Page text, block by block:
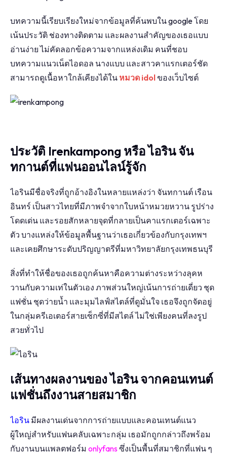
บทความนี้เรียบเรียงใหม่จากข้อมูลที่ค้นพบใน google โดย
เน้นประวัติ ช่องทางติดตาม และผลงานสำคัญของเธอแบบ
อ่านง่าย ไม่คัดลอกข้อความจากแหล่งเดิม คนที่ชอบ
บทความแนวเน็ตไอดอล นางแบบ และสาวคาแรกเตอร์ชัด
สามารถดูเนื้อหาใกล้เคียงได้ใน หมวด idolของเว็บไซต์
ประวัติ Irenkampong หรือ ไอริน จัน
ทกานต์ที่แฟนออนไลน์รู้จัก
ไอรินมีชื่อจริงที่ถูกอ้างอิงในหลายแหล่งว่า จันทกานต์ เรือน
อินทร์ เป็นสาวไทยที่มีภาพจำจากใบหน้าหมวยหวาน รูปร่าง
โดดเด่น และรอยสักหลายจุดที่กลายเป็นคาแรกเตอร์เฉพาะ
ตัว บางแหล่งให้ข้อมูลพื้นฐานว่าเธอเกี่ยวข้องกับกรุงเทพฯ
และเคยศึกษาระดับปริญญาตรีที่มหาวิทยาลัยกรุงเทพธนบุรี
สิ่งที่ทำให้ชื่อของเธอถูกค้นหาคือความต่างระหว่างลุคห
วานกับความเท่ในตัวเอง ภาพส่วนใหญ่เน้นการถ่ายเดี่ยว ชุด
แฟชั่น ชุดว่ายน้ำ และมุมไลฟ์สไตล์ที่ดูมั่นใจ เธอจึงถูกจัดอยู่
ในกลุ่มครีเอเตอร์สายเซ็กซี่ที่มีสไตล์ ไม่ใช่เพียงคนที่ลงรูป
สวยทั่วไป
เส้นทางผลงานของ ไอริน จากคอนเทนต์
แฟชั่นถึงงานสายสมาชิก
ไอริน มีผลงานเด่นจากการถ่ายแบบและคอนเทนต์แนว
ผู้ใหญ่สำหรับแฟนคลับเฉพาะกลุ่ม เธอมักถูกกล่าวถึงพร้อม
กับงานบนแพลตฟอร์ม onlyfansซึ่งเป็นพื้นที่สมาชิกที่แฟน ๆ